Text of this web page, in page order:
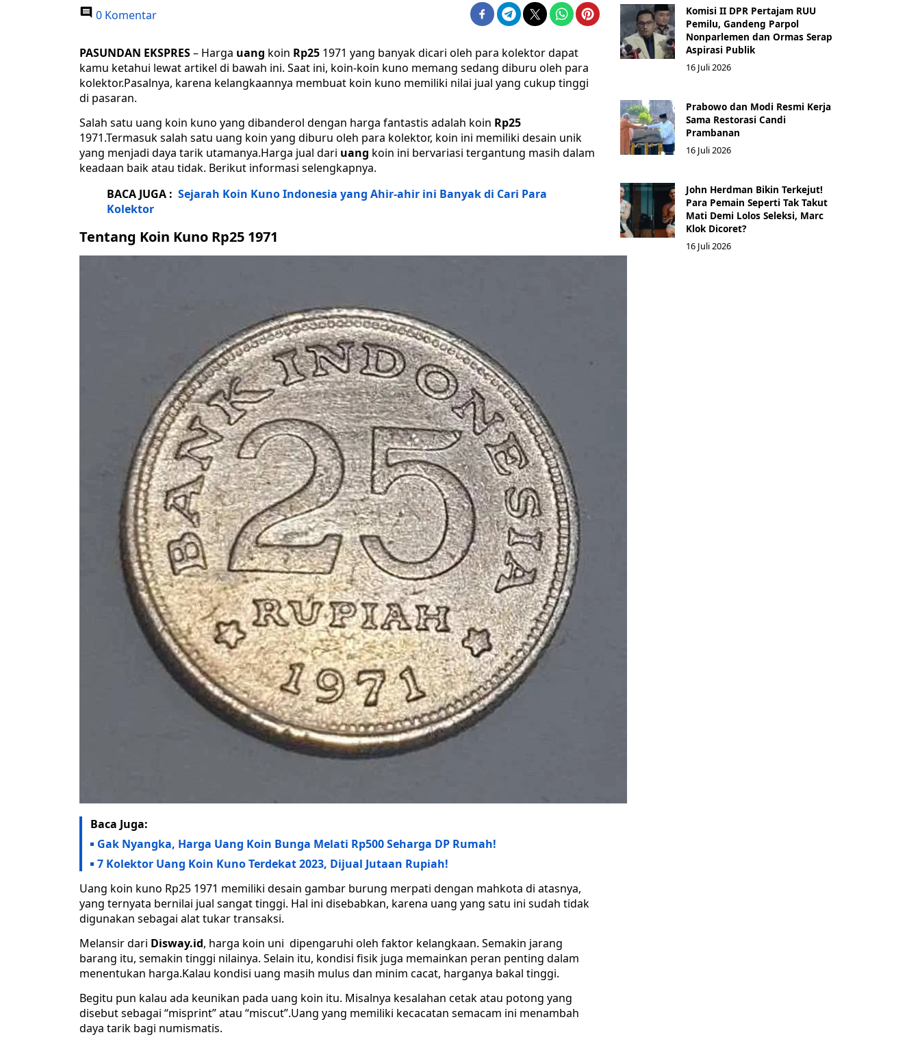
0 Komentar
PASUNDAN EKSPRES– Harga uang koin Rp25 1971 yang banyak dicari oleh para kolektor dapat
kamu ketahui lewat artikel di bawah ini. Saat ini, koin-koin kuno memang sedang diburu oleh para
kolektor.Pasalnya, karena kelangkaannya membuat koin kuno memiliki nilai jual yang cukup tinggi
di pasaran.
Salah satu uang koin kuno yang dibanderol dengan harga fantastis adalah koin Rp25
1971.Termasuk salah satu uang koin yang diburu oleh para kolektor, koin ini memiliki desain unik
yang menjadi daya tarik utamanya.Harga jual dari uang koin ini bervariasi tergantung masih dalam
keadaan baik atau tidak. Berikut informasi selengkapnya.
BACA JUGA : Sejarah Koin Kuno Indonesia yang Ahir-ahir ini Banyak di Cari Para
Kolektor
Tentang Koin Kuno Rp25 1971
Baca Juga:
Gak Nyangka, Harga Uang Koin Bunga Melati Rp500 Seharga DP Rumah!
7 Kolektor Uang Koin Kuno Terdekat 2023, Dijual Jutaan Rupiah!
Uang koin kuno Rp25 1971 memiliki desain gambar burung merpati dengan mahkota di atasnya,
yang ternyata bernilai jual sangat tinggi. Hal ini disebabkan, karena uang yang satu ini sudah tidak
digunakan sebagai alat tukar transaksi.
Melansir dari Disway.id, harga koin uni dipengaruhi oleh faktor kelangkaan. Semakin jarang
barang itu, semakin tinggi nilainya. Selain itu, kondisi fisik juga memainkan peran penting dalam
menentukan harga.Kalau kondisi uang masih mulus dan minim cacat, harganya bakal tinggi.
Begitu pun kalau ada keunikan pada uang koin itu. Misalnya kesalahan cetak atau potong yang
disebut sebagai “misprint” atau “miscut”.Uang yang memiliki kecacatan semacam ini menambah
daya tarik bagi numismatis.
Komisi II DPR Pertajam RUU
Pemilu, Gandeng Parpol
Nonparlemen dan Ormas Serap
Aspirasi Publik
16 Juli 2026
Prabowo dan Modi Resmi Kerja
Sama Restorasi Candi
Prambanan
16 Juli 2026
John Herdman Bikin Terkejut!
Para Pemain Seperti Tak Takut
Mati Demi Lolos Seleksi, Marc
Klok Dicoret?
16 Juli 2026